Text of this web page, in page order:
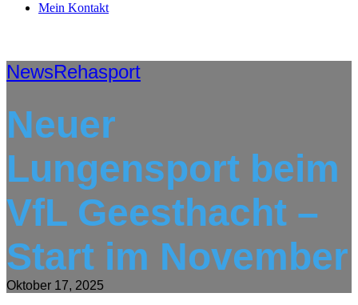
Mein Kontakt
NewsRehasport
Neuer
Lungensport beim
VfL Geesthacht –
Start im November
Oktober 17, 2025